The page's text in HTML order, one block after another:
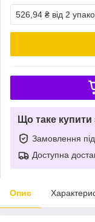
526,94 ₴ від 2
Що таке
Замовлення
Доступна
Опис